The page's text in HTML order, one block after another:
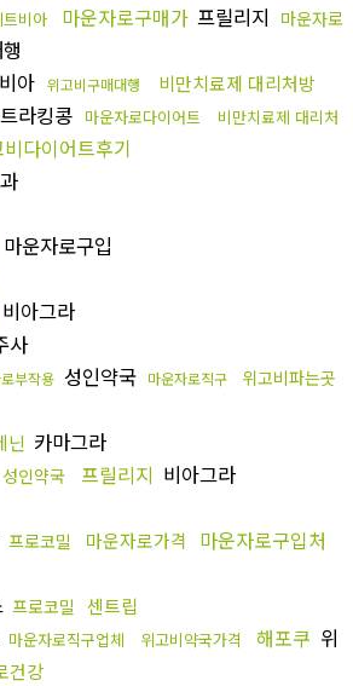
트비아 마운자로구매가 프릴리지 마운자로
아 위고비구매대행 비만치료제 대리처방
라킹콩 마운자로다이어트
비만치료제 대리처
다이어트후기
마운자로구입
비아그라
사
부작용 성인약국 마운자로직구 위고비파는곳
닌 카마그라
성인약국 프릴리지 비아그라
프로코밀 마운자로가격
마운자로구입처
프로코밀 센트립
마운자로직구업체 위고비약국가격 해포쿠 위
건강